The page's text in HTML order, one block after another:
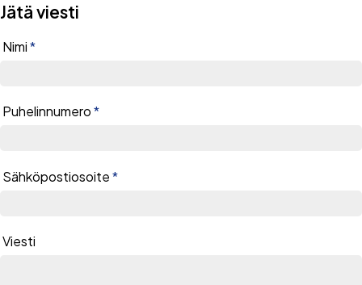
Jätä viesti
Nimi*
Puhelinnumero*
Sähköpostiosoite*
Viesti